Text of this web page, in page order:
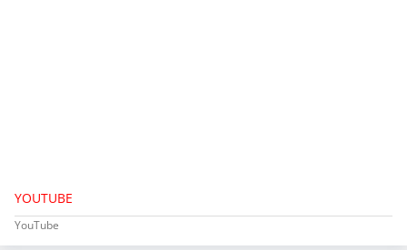
YOUTUBE
YouTube